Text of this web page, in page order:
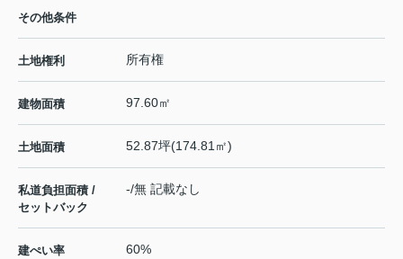
その他条件
土地権利 所有権
建物面積 97.60㎡
土地面積 52.87坪(174.81㎡)
私道負担面積 /
セットバック
-/無 記載なし
建ぺい率 60%